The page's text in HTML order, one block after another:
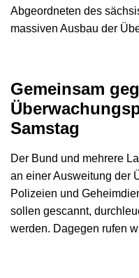
Abgeordneten des
massiven Ausbau der
Gemeinsam
Samstag
Der Bund und mehrere
an einer Ausweitung der
Polizeien und
sollen gescannt,
werden. Dagegen rufen